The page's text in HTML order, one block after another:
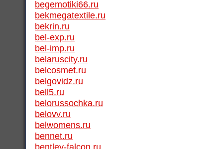
begemotiki66.ru
bekmegatextile.ru
bekrin.ru
bel-exp.ru
bel-imp.ru
belaruscity.ru
belcosmet.ru
belgovidz.ru
bell5.ru
belorussochka.ru
belovv.ru
belwomens.ru
bennet.ru
bentley-falcon.ru